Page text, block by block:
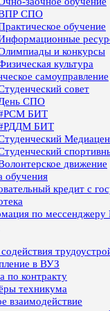
СПО
обучение
и конкурсы
культура
самоуправление
совет
СПО
БИТ
БИТ
движение
обучения
кредит с
по мессенджеру
в ВУЗ
по контракту
техникума
взаимодействие